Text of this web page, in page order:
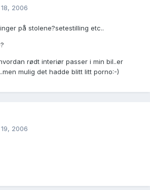
2006
på stolene?setestilling etc..
rødt interiør passer i min bil..er
mulig det hadde blitt litt porno:-)
2006